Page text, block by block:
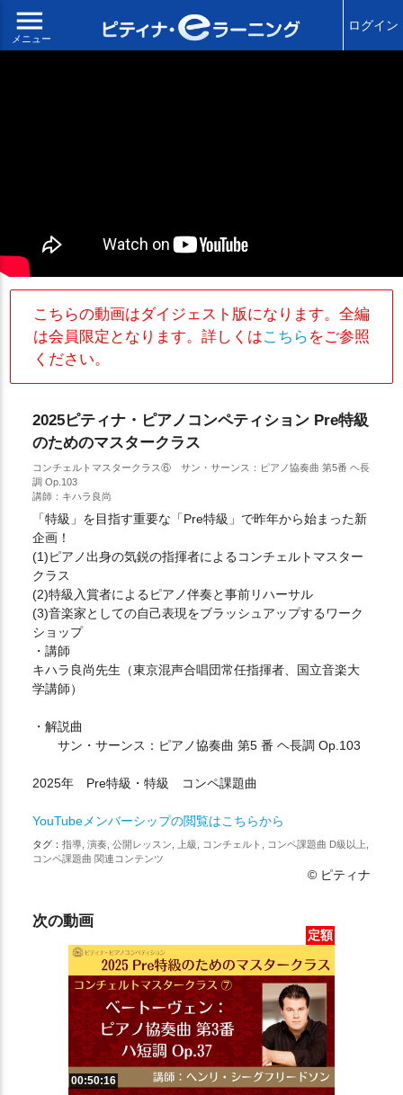
menu
メニュー
ログイン
こちらの動画はダイジェスト版になります。全編
は会員限定となります。詳しくはこちら をご参照
ください。
2025ピティナ・ピアノコンペティション Pre特級
のためのマスタークラス
コンチェルトマスタークラス⑥ サン・サーンス：ピアノ協奏曲 第5番 ヘ長
調 Op.103
講師：キハラ良尚
「特級」を目指す重要な「Pre特級」で昨年から始まった新
企画！
(1)ピアノ出身の気鋭の指揮者によるコンチェルトマスター
クラス
(2)特級入賞者によるピアノ伴奏と事前リハーサル
(3)音楽家としての自己表現をブラッシュアップするワーク
ショップ
・講師
キハラ良尚先生（東京混声合唱団常任指揮者、国立音楽大
学講師）
・解説曲
サン・サーンス：ピアノ協奏曲 第5 番 ヘ長調 Op.103
2025年 Pre特級・特級 コンペ課題曲
YouTubeメンバーシップの閲覧はこちらから
タグ： 指導, 演奏, 公開レッスン, 上級, コンチェルト, コンペ課題曲 D級以上,
コンペ課題曲 関連コンテンツ
© ピティナ
次の動画
定額
00:50:16